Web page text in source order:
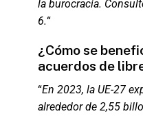
la burocracia.
6.“
¿Cómo se
acuerdos de
“En 2023, la UE-27
alrededor de 2,55